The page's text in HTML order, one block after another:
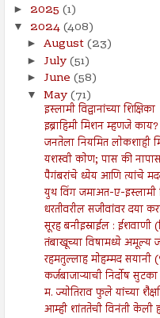
► 2025 (1)
▼ 2024(408)
► August(23)
► July(51)
► June (58)
▼ May(71)
इस्लामी विद्वानांच्या शिक्षिका
इब्राहिमी मिशन म्हणजे काय?
जनतेला नियमित
यशस्वी कोण; पास की
पैगंबरांचे ध्येय आणि त्यांचे
युथ विंग जमाअत-ए-इस्लामी
धरतीवरील सजीवांवर दया
सूरह बनीइस्राईल :
तंबाखूच्या विषामध्ये अमूल्य
रहमतुल्लाह मोहम्मद सयानी
कर्जबाजाऱ्याची निर्दोष सुटका
म. ज्योतिराव फुले यांच्या
आम्ही शांततेची विनंती